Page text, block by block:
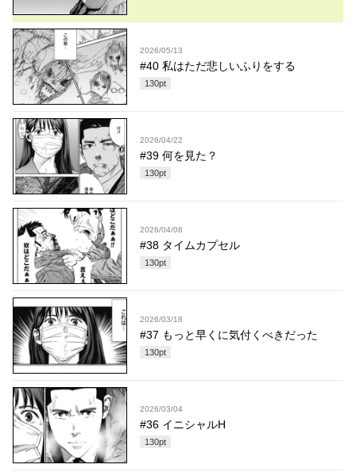
2026/05/13
#40 私はただ悲しいふりをする
130pt
2026/04/22
#39 何を見た？
130pt
2026/04/08
#38 タイムカプセル
130pt
2026/03/18
#37 もっと早くに気付くべきだった
130pt
2026/03/04
#36 イニシャルH
130pt